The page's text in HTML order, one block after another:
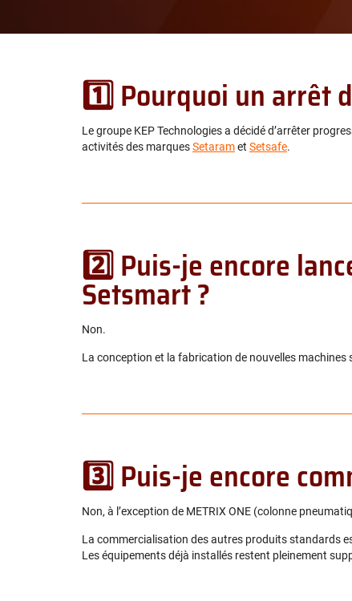
1️⃣ Pourquoi un arrêt
Le groupe KEP Technologies a décidé d’arrêter
activités des marquesSetaramet Setsafe.
2️⃣ Puis-je encore
Setsmart ?
Non.
La conception et la fabrication de nouvelles machines
3️⃣ Puis-je encore
Non, à l’exception de METRIX ONE (colonne
La commercialisation des autres produits standards
Les équipements déjà installés restent pleinement